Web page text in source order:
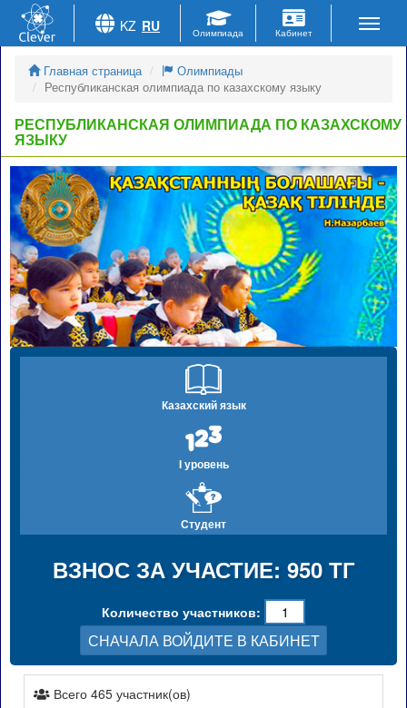
Главная страница
Олимпиады
Республиканская олимпиада по казахскому языку
РЕСПУБЛИКАНСКАЯ ОЛИМПИАДА ПО КАЗАХСКОМУ
ЯЗЫКУ
Казахский язык
I уровень
Студент
ВЗНОС ЗА УЧАСТИЕ: 950 ТГ
Количество участников:
СНАЧАЛА ВОЙДИТЕ В КАБИНЕТ
Всего 465 участник(ов)
KZ RU